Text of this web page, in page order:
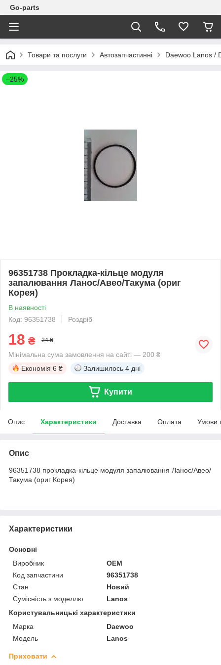
Go-parts
Товари та послуги Автозапчастинні Daewoo Lanos /
–25%
96351738 Прокладка-кільце модуля
запалювання Ланос/Авео/Такума (ориг
Корея)
В наявності
Код: 96351738
Роздріб
18 ₴ 24 ₴
Мінімальна сума замовлення на сайті — 200 ₴
Економія 6 ₴ Залишилось 4 дні
Купити
Опис Характеристики Доставка Оплата Умови
Опис
96351738 прокладка-кільце модуля запалювання Ланос/Авео/
Такума (ориг Корея)
Характеристики
Основні
Виробник
OEM
Код запчастини
96351738
Стан
Новий
Сумісність з моделлю
Lanos
Користувальницькі характеристики
Марка
Daewoo
Модель
Lanos
Приховати